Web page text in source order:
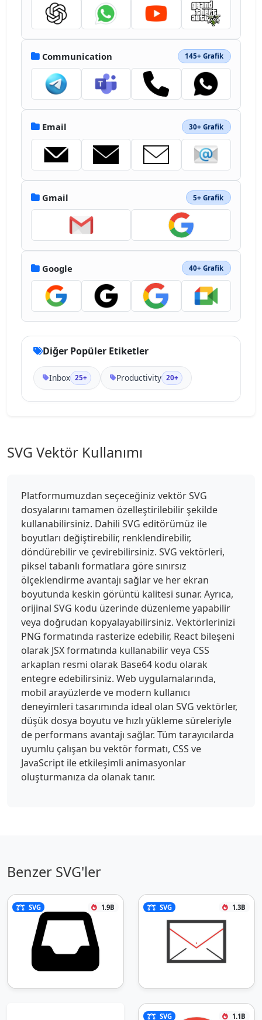
fill="#fbc02d" d="M99.719 22.215v9.25l-23.7
17.773V19.613l7.407-5.547a10.16 10.16 0 0 1
6.11-2.035c5.624 0 10.183 4.559 10.183
10.184m0 0"></path></svg>
Communication 145+ Grafik
Email 30+ Grafik
Gmail 5+ Grafik
Google 40+ Grafik
Diğer Popüler Etiketler
Inbox 25+ Productivity 20+
SVG Vektör Kullanımı
Platformumuzdan seçeceğiniz vektör SVG
dosyalarını tamamen özelleştirilebilir şekilde
kullanabilirsiniz. Dahili SVG editörümüz ile
boyutları değiştirebilir, renklendirebilir,
döndürebilir ve çevirebilirsiniz. SVG vektörleri,
piksel tabanlı formatlara göre sınırsız
ölçeklendirme avantajı sağlar ve her ekran
boyutunda keskin görüntü kalitesi sunar. Ayrıca,
orijinal SVG kodu üzerinde düzenleme yapabilir
veya doğrudan kopyalayabilirsiniz. Vektörlerinizi
PNG formatında rasterize edebilir, React bileşeni
olarak JSX formatında kullanabilir veya CSS
arkaplan resmi olarak Base64 kodu olarak
entegre edebilirsiniz. Web uygulamalarında,
mobil arayüzlerde ve modern kullanıcı
deneyimleri tasarımında ideal olan SVG vektörler,
düşük dosya boyutu ve hızlı yükleme süreleriyle
de performans avantajı sağlar. Tüm tarayıcılarda
uyumlu çalışan bu vektör formatı, CSS ve
JavaScript ile etkileşimli animasyonlar
oluşturmanıza da olanak tanır.
Benzer SVG'ler
SVG 1.9B SVG 1.3B
SVG 1.1B